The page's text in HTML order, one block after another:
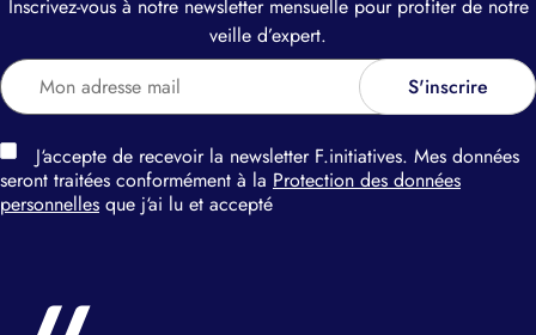
Inscrivez-vous à notre newsletter mensuelle pour profiter de notre
veille d’expert.
J‘accepte de recevoir la newsletter F.initiatives. Mes données
seront traitées conformément à la Protection des données
personnelles que j‘ai lu et accepté